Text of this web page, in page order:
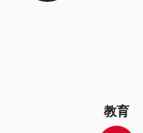
教育